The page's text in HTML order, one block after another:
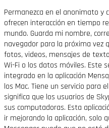
Permanezca en el anonimato y
ofrecen interacción en tiempo
mundo. Guarda mi nombre,
navegador para la próxima vez
fotos, videos, mensajes de
Wi-Fi o los datos móviles. Este
integrado en la aplicación
los Mac. Tiene un servicio para
significa que los usuarios de
sus computadoras. Esta
ir mejorando la aplicación, solo